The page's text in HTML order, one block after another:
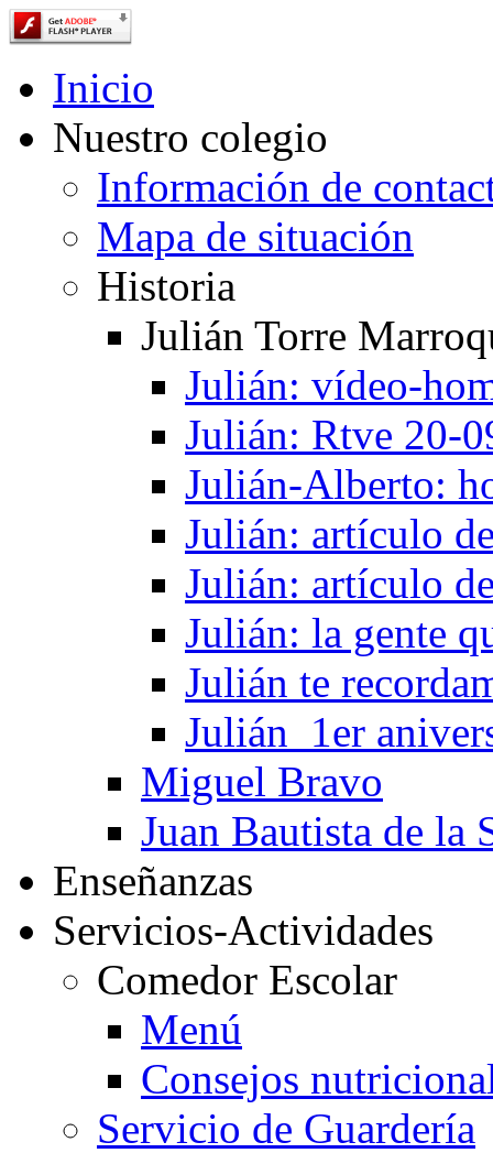
Inicio
Nuestro colegio
Información de
Mapa de situación
Historia
Julián Torre
Julián: vídeo-
Julián: Rtve 20-
Julián-Alberto:
Julián: artículo
Julián: artículo
Julián: la gente
Julián te
Julián_1er
Miguel Bravo
Juan Bautista de la
Enseñanzas
Servicios-Actividades
Comedor Escolar
Menú
Consejos
Servicio de Guardería